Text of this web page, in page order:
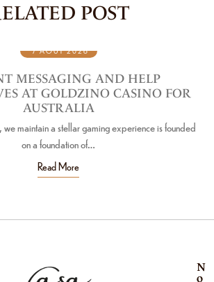
POST
7 AOÛT 2026
MESSAGING AND HELP
AT GOLDZINO CASINO FOR
AUSTRALIA
maintain a stellar gaming experience is founded
on a foundation of…
Read More
N
o
N
o